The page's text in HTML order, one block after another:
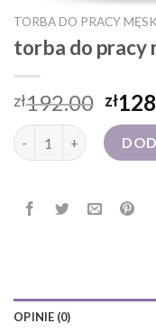
TORBA DO PRACY
torba do pracy
zł192.00 zł
ilość torba do pracy
OPINIE (0)